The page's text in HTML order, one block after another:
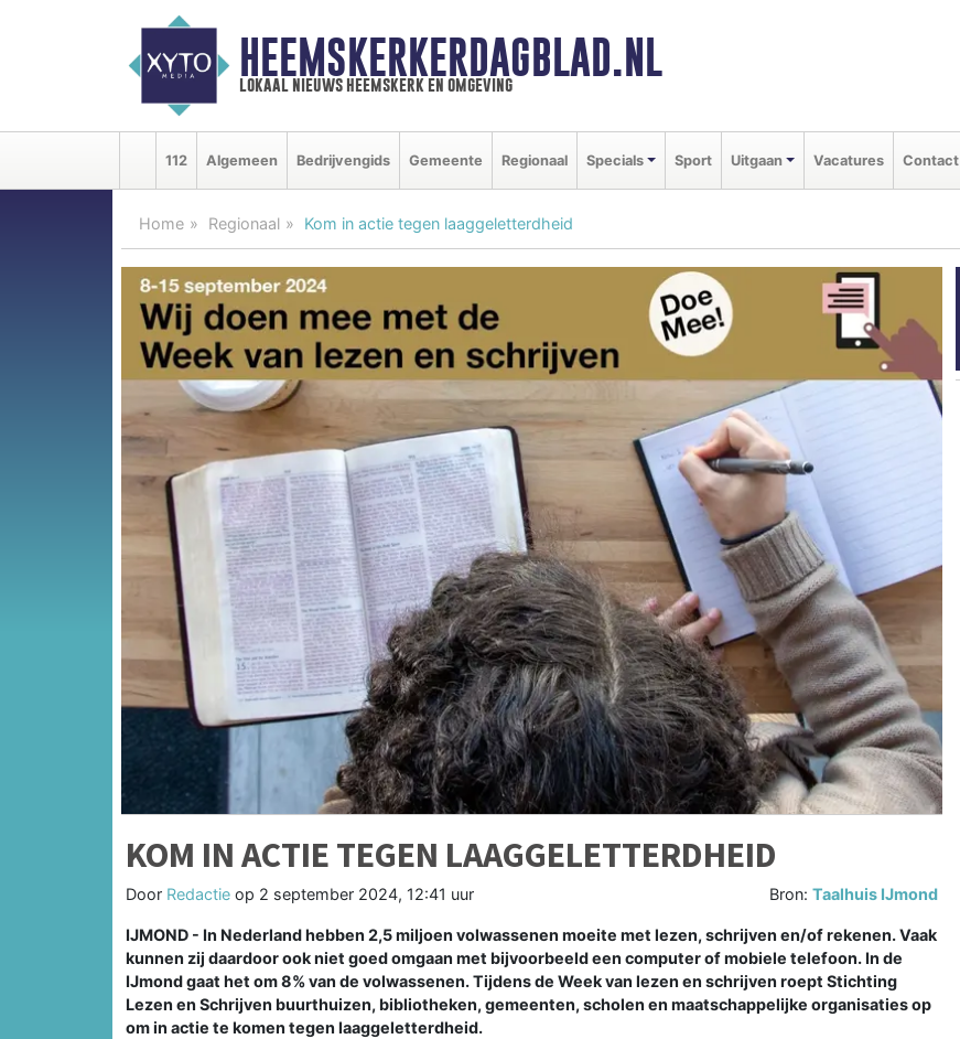
HEEMSKERKERDAGBLAD.NL
lokaal nieuws heemskerk en omgeving
112 Algemeen Bedrijvengids Gemeente Regionaal Specials Sport Uitgaan Vacatures Contact
Home Regionaal Kom in actie tegen laaggeletterdheid
KOM IN ACTIE TEGEN LAAGGELETTERDHEID
Door Redactie op 2 september 2024, 12:41 uur Bron:Taalhuis IJmond
IJMOND - In Nederland hebben 2,5 miljoen volwassenen moeite met lezen, schrijven en/of rekenen. Vaak
kunnen zij daardoor ook niet goed omgaan met bijvoorbeeld een computer of mobiele telefoon. In de
IJmond gaat het om 8% van de volwassenen. Tijdens de Week van lezen en schrijven roept Stichting
Lezen en Schrijven buurthuizen, bibliotheken, gemeenten, scholen en maatschappelijke organisaties op
om in actie te komen tegen laaggeletterdheid.